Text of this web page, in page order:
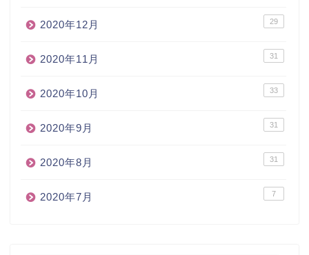
2020年12月 29
2020年11月 31
2020年10月 33
2020年9月 31
2020年8月 31
2020年7月 7